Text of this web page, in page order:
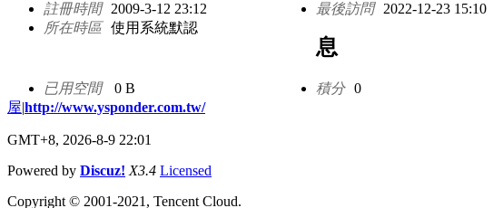
註冊時間 2009-3-12 23:12 最後訪問 2022-12-23 15:10
所在時區 使用系統默認
息
已用空間 0 B 積分 0
屋|http://www.ysponder.com.tw/
GMT+8, 2026-8-9 22:01
Powered by Discuz! X3.4 Licensed
Copyright © 2001-2021, Tencent Cloud.